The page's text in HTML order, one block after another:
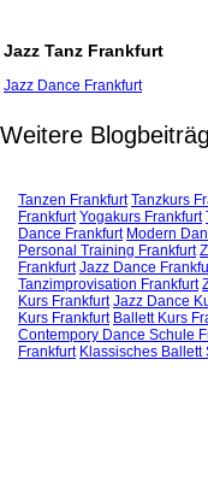
Jazz Tanz Frankfurt
Jazz Dance Frankfurt
Weitere
Tanzen Frankfurt Tanzkurs
Frankfurt Yogakurs Frankfurt
Dance Frankfurt Modern
Personal Training Frankfurt
Frankfurt Jazz Dance
Tanzimprovisation Frankfurt
Kurs Frankfurt Jazz Dance
Kurs Frankfurt Ballett Kurs
Contempory Dance Schule
Frankfurt Klassisches Ballett